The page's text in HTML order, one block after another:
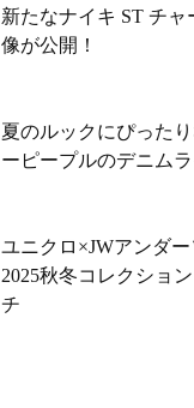
新たなナイキ ST チャ
像が公開！
夏のルックにぴったり
ーピープルのデニム
ユニクロ×JWアンダー
2025秋冬コレクショ
チ